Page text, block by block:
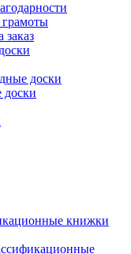
доски
доски
книжки